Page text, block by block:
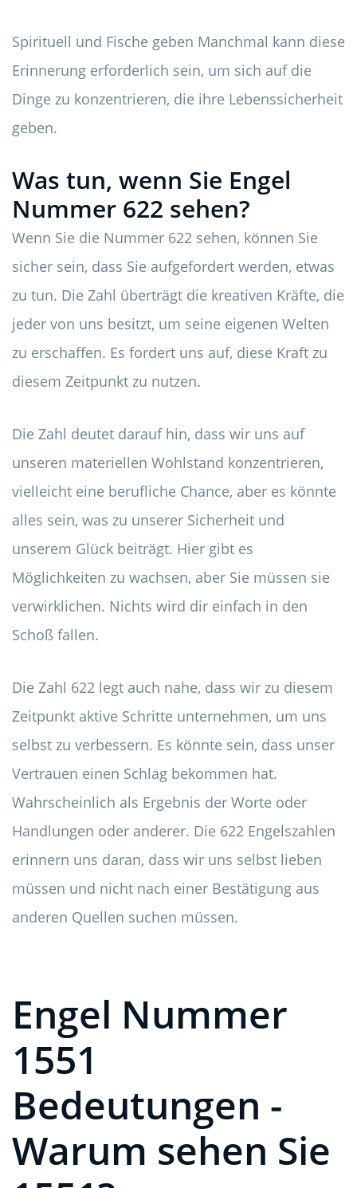
Spirituell und Fische geben Manchmal kann diese
Erinnerung erforderlich sein, um sich auf die
Dinge zu konzentrieren, die ihre Lebenssicherheit
geben.
Was tun, wenn Sie Engel
Nummer 622 sehen?
Wenn Sie die Nummer 622 sehen, können Sie
sicher sein, dass Sie aufgefordert werden, etwas
zu tun. Die Zahl überträgt die kreativen Kräfte, die
jeder von uns besitzt, um seine eigenen Welten
zu erschaffen. Es fordert uns auf, diese Kraft zu
diesem Zeitpunkt zu nutzen.
Die Zahl deutet darauf hin, dass wir uns auf
unseren materiellen Wohlstand konzentrieren,
vielleicht eine berufliche Chance, aber es könnte
alles sein, was zu unserer Sicherheit und
unserem Glück beiträgt. Hier gibt es
Möglichkeiten zu wachsen, aber Sie müssen sie
verwirklichen. Nichts wird dir einfach in den
Schoß fallen.
Die Zahl 622 legt auch nahe, dass wir zu diesem
Zeitpunkt aktive Schritte unternehmen, um uns
selbst zu verbessern. Es könnte sein, dass unser
Vertrauen einen Schlag bekommen hat.
Wahrscheinlich als Ergebnis der Worte oder
Handlungen oder anderer. Die 622 Engelszahlen
erinnern uns daran, dass wir uns selbst lieben
müssen und nicht nach einer Bestätigung aus
anderen Quellen suchen müssen.
Engel Nummer
1551
Bedeutungen -
Warum sehen Sie